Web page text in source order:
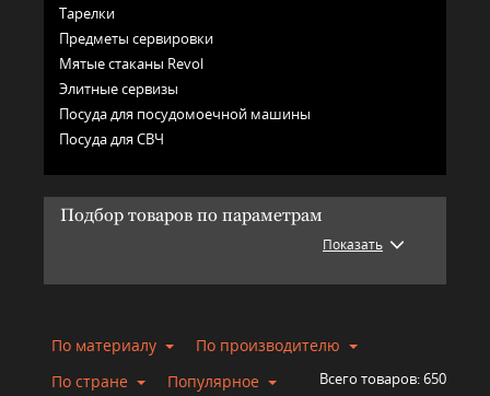
Тарелки
Предметы сервировки
Мятые стаканы Revol
Элитные сервизы
Посуда для посудомоечной машины
Посуда для СВЧ
Подбор товаров по параметрам
Показать
По материалу
По производителю
По стране
Популярное Всего товаров:650